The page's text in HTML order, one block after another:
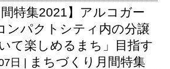
間特集2021】アルコガー
ンパクトシティ内の分譲
て楽しめるまち」目指す
日 |
まちづくり月間特集